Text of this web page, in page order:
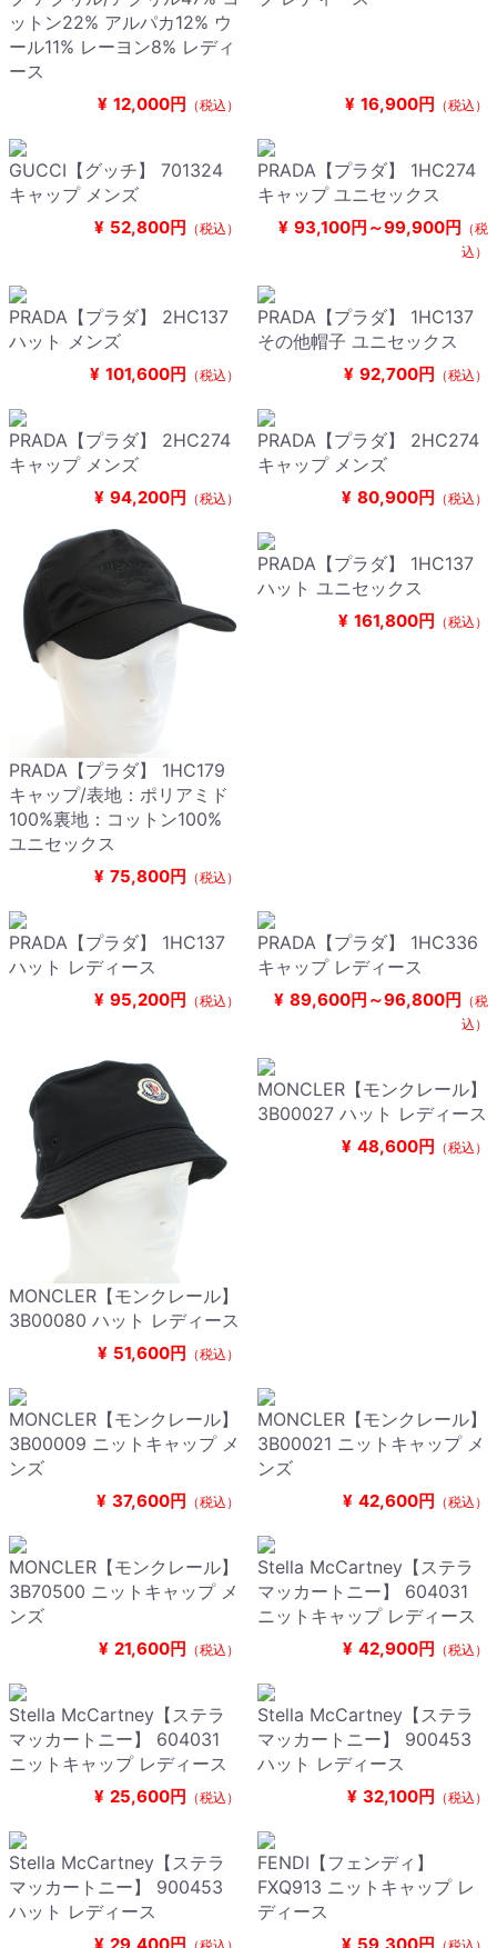
ットン22% アルパカ12% ウ
ール11% レーヨン8% レディ
ース
¥ 12,000円 （税込） ¥ 16,900円 （税込）
GUCCI【グッチ】 701324
キャップ メンズ
¥ 52,800円 （税込）
PRADA【プラダ】 1HC274
キャップ ユニセックス
¥ 93,100円～99,900円 （税
込）
PRADA【プラダ】 2HC137
ハット メンズ
¥ 101,600円 （税込）
PRADA【プラダ】 1HC137
その他帽子 ユニセックス
¥ 92,700円 （税込）
PRADA【プラダ】 2HC274
キャップ メンズ
¥ 94,200円 （税込）
PRADA【プラダ】 2HC274
キャップ メンズ
¥ 80,900円 （税込）
PRADA【プラダ】 1HC179
キャップ/表地：ポリアミド
100%裏地：コットン100%
ユニセックス
¥ 75,800円 （税込）
PRADA【プラダ】 1HC137
ハット ユニセックス
¥ 161,800円 （税込）
PRADA【プラダ】 1HC137
ハット レディース
¥ 95,200円 （税込）
PRADA【プラダ】 1HC336
キャップ レディース
¥ 89,600円～96,800円 （税
込）
MONCLER【モンクレール】
3B00080 ハット レディース
¥ 51,600円 （税込）
MONCLER【モンクレール】
3B00027 ハット レディース
¥ 48,600円 （税込）
MONCLER【モンクレール】
3B00009 ニットキャップ メ
ンズ
¥ 37,600円 （税込）
MONCLER【モンクレール】
3B00021 ニットキャップ メ
ンズ
¥ 42,600円 （税込）
MONCLER【モンクレール】
3B70500 ニットキャップ メ
ンズ
¥ 21,600円 （税込）
Stella McCartney【ステラ
マッカートニー】 604031
ニットキャップ レディース
¥ 42,900円 （税込）
Stella McCartney【ステラ
マッカートニー】 604031
ニットキャップ レディース
¥ 25,600円 （税込）
Stella McCartney【ステラ
マッカートニー】 900453
ハット レディース
¥ 32,100円 （税込）
Stella McCartney【ステラ
マッカートニー】 900453
ハット レディース
FENDI【フェンディ】
FXQ913 ニットキャップ レ
ディース